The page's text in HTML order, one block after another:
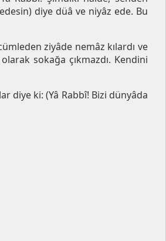
diye düâ ve niyâz ede. Bu
ziyâde nemâz kılardı ve
sokağa çıkmazdı. Kendini
diye ki: (Yâ Rabbî! Bizi dünyâda